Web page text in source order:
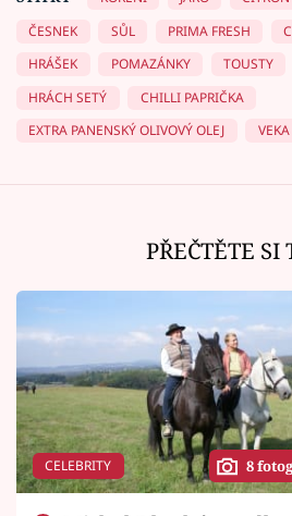
ČESNEK
SŮL PRIMA FRESH
HRÁŠEK
POMAZÁNKY TOUSTY
HRÁCH SETÝ
CHILLI PAPRIČKA
EXTRA PANENSKÝ OLIVOVÝ OLEJ
VEKA
PŘEČTĚTE SI
CELEBRITY 8